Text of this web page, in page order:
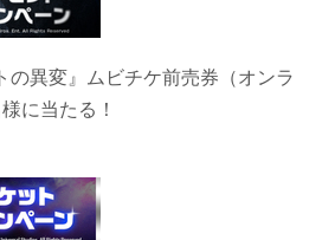
の異変』ムビチケ前売券（オンラ
に当たる！